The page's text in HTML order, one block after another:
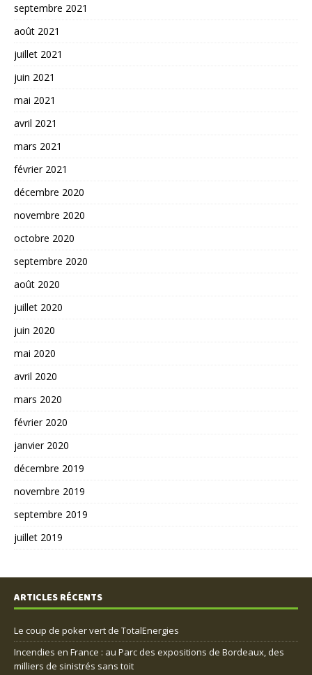
septembre 2021
août 2021
juillet 2021
juin 2021
mai 2021
avril 2021
mars 2021
février 2021
décembre 2020
novembre 2020
octobre 2020
septembre 2020
août 2020
juillet 2020
juin 2020
mai 2020
avril 2020
mars 2020
février 2020
janvier 2020
décembre 2019
novembre 2019
septembre 2019
juillet 2019
ARTICLES RÉCENTS
Le coup de poker vert de TotalEnergies
Incendies en France : au Parc des expositions de Bordeaux, des
milliers de sinistrés sans toit